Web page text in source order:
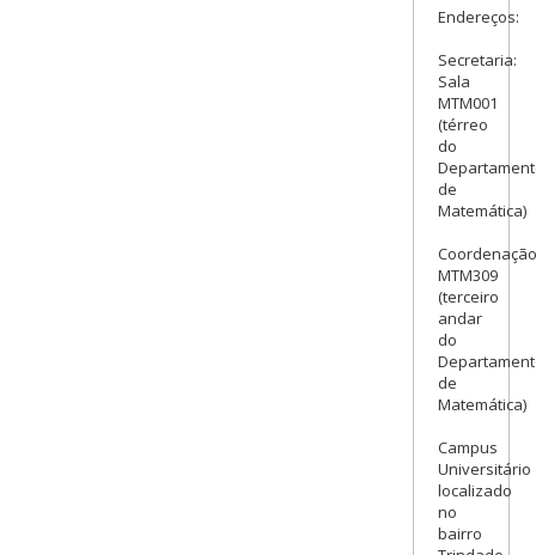
Endereços:
Secretaria:
Sala
MTM001
(térreo
do
de
Matemática)
MTM309
(terceiro
andar
do
de
Matemática)
Campus
Universitário
localizado
no
bairro